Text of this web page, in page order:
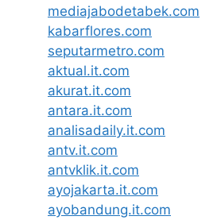
mediajabodetabek.com
kabarflores.com
seputarmetro.com
aktual.it.com
akurat.it.com
antara.it.com
analisadaily.it.com
antv.it.com
antvklik.it.com
ayojakarta.it.com
ayobandung.it.com